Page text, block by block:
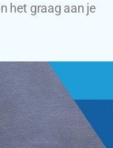
het graag aan je